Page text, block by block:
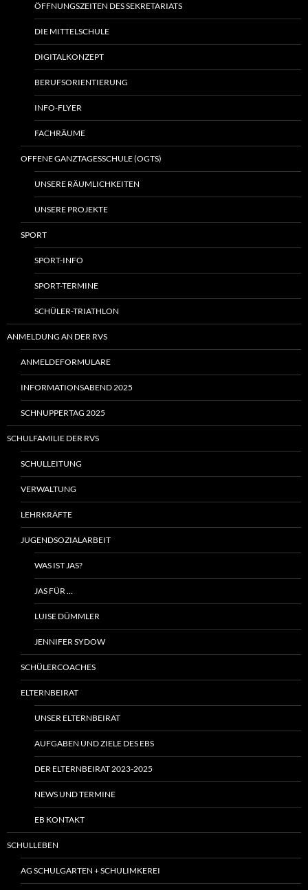
ÖFFNUNGSZEITEN DES SEKRETARIATS
DIE MITTELSCHULE
DIGITALKONZEPT
BERUFSORIENTIERUNG
INFO-FLYER
FACHRÄUME
OFFENE GANZTAGESSCHULE (OGTS)
UNSERE RÄUMLICHKEITEN
UNSERE PROJEKTE
SPORT
SPORT-INFO
SPORT-TERMINE
SCHÜLER-TRIATHLON
ANMELDUNG AN DER RVS
ANMELDEFORMULARE
INFORMATIONSABEND 2025
SCHNUPPERTAG 2025
SCHULFAMILIE DER RVS
SCHULLEITUNG
VERWALTUNG
LEHRKRÄFTE
JUGENDSOZIALARBEIT
WAS IST JAS?
JAS FÜR …
LUISE DÜMMLER
JENNIFER SYDOW
SCHÜLERCOACHES
ELTERNBEIRAT
UNSER ELTERNBEIRAT
AUFGABEN UND ZIELE DES EBS
DER ELTERNBEIRAT 2023-2025
NEWS UND TERMINE
EB KONTAKT
SCHULLEBEN
AG SCHULGARTEN + SCHULIMKEREI